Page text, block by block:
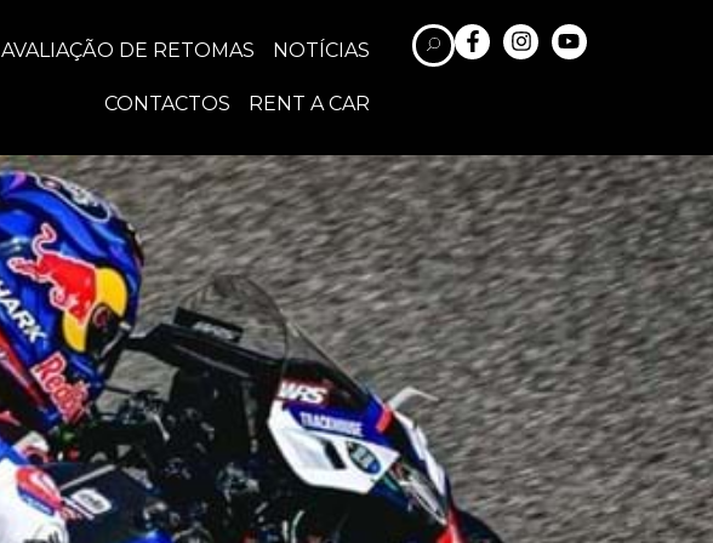
AVALIAÇÃO DE RETOMAS NOTÍCIAS
CONTACTOS RENT A CAR